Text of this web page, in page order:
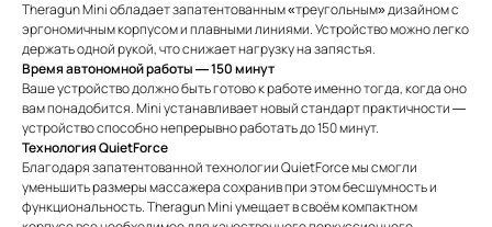
Theragun Mini обладает запатентованным «треугольным» дизайном c
эргономичным корпусом и плавными линиями. Устройство можно легко
держать одной рукой, что снижает нагрузку на запястья.
Время автономной работы — 150 минут
Ваше устройство должно быть готово к работе именно тогда, когда оно
вам понадобится. Mini устанавливает новый стандарт практичности —
устройство способно непрерывно работать до 150 минут.
Технология QuietForce
Благодаря запатентованной технологии QuietForce мы смогли
уменьшить размеры массажера сохранив при этом бесшумность и
функциональность. Theragun Mini умещает в своём компактном